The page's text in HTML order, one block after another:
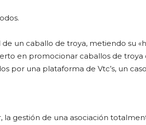
un caballo de troya, metiendo su
en promocionar caballos de
por una plataforma de Vtc’s, un
gestión de una asociación